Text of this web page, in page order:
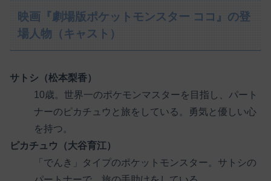
映画『劇場版ポケットモンスター ココ』の登
場人物（キャスト）
サトシ（松本梨香）
10歳。世界一のポケモンマスターを目指し、パート
ナーのピカチュウと旅をしている。勇気と優しい心
を持つ。
ピカチュウ（大谷育江）
「でんき」タイプのポケットモンスター。サトシの